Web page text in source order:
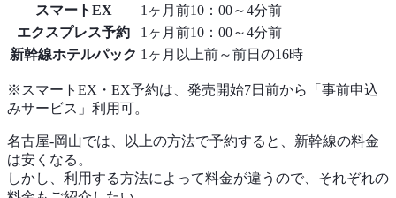
スマートEX
1ヶ月前10：00～4分前
エクスプレス予約
1ヶ月前10：00～4分前
新幹線ホテルパック 1ヶ月以上前～前日の16時
※スマートEX・EX予約は、発売開始7日前から「事前申込
みサービス」利用可。
名古屋-岡山では、以上の方法で予約すると、新幹線の料金
は安くなる。
しかし、利用する方法によって料金が違うので、それぞれの